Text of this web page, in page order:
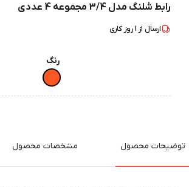
رابط شلنگ مدل 3/4 مجموعه 4 عددی
ارسال از 1روز کاری
رنگ
توضیحات محصول مشخصات محصول